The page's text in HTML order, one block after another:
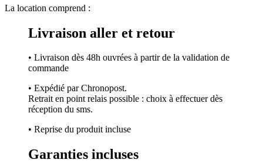
La location comprend :
Livraison aller et retour
• Livraison dès 48h ouvrées à partir de la validation de
commande
• Expédié par Chronopost.
Retrait en point relais possible : choix à effectuer dès
réception du sms.
• Reprise du produit incluse
Garanties incluses